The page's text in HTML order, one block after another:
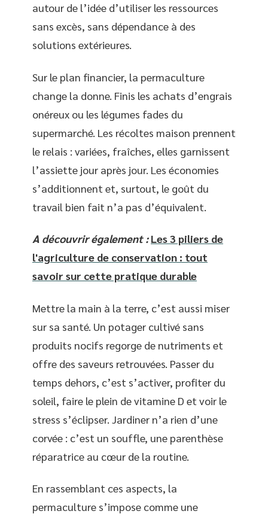
autour de l’idée d’utiliser les ressources
sans excès, sans dépendance à des
solutions extérieures.
Sur le plan financier, la permaculture
change la donne. Finis les achats d’engrais
onéreux ou les légumes fades du
supermarché. Les récoltes maison prennent
le relais : variées, fraîches, elles garnissent
l’assiette jour après jour. Les économies
s’additionnent et, surtout, le goût du
travail bien fait n’a pas d’équivalent.
A découvrir également : Les 3 piliers de
l'agriculture de conservation : tout
savoir sur cette pratique durable
Mettre la main à la terre, c’est aussi miser
sur sa santé. Un potager cultivé sans
produits nocifs regorge de nutriments et
offre des saveurs retrouvées. Passer du
temps dehors, c’est s’activer, profiter du
soleil, faire le plein de vitamine D et voir le
stress s’éclipser. Jardiner n’a rien d’une
corvée : c’est un souffle, une parenthèse
réparatrice au cœur de la routine.
En rassemblant ces aspects, la
permaculture s’impose comme une